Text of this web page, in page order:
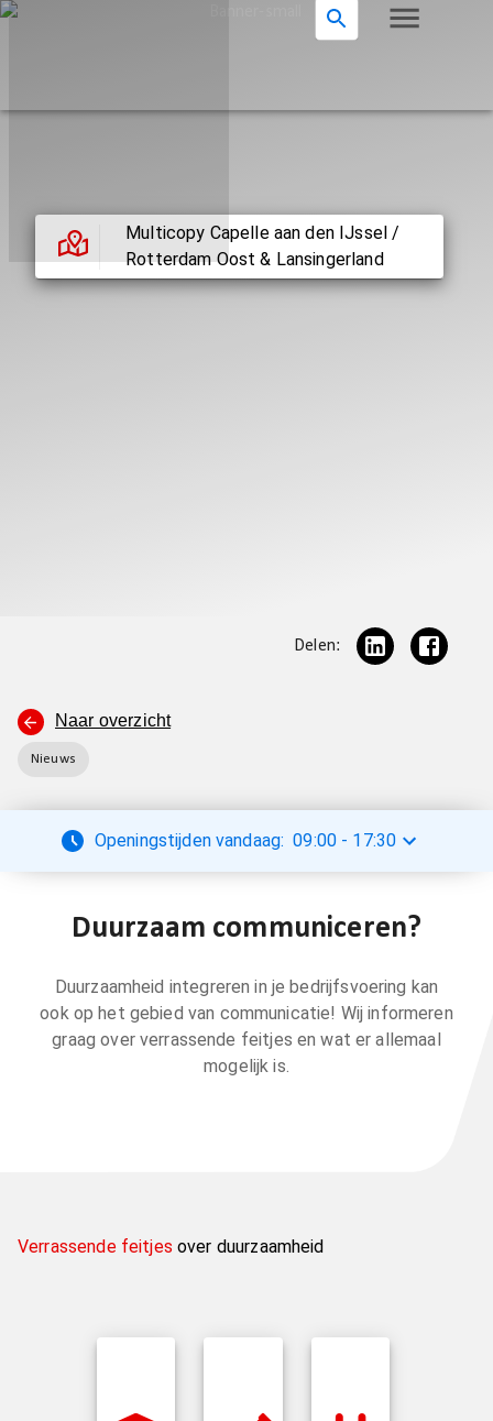
Multicopy Capelle aan den IJssel /
Rotterdam Oost & Lansingerland
Delen:
Naar overzicht
Nieuws
Openingstijden vandaag: 09:00 - 17:30
Duurzaam communiceren?
Duurzaamheid integreren in je bedrijfsvoering kan
ook op het gebied van communicatie! Wij informeren
graag over verrassende feitjes en wat er allemaal
mogelijk is.
Verrassende feitjesover duurzaamheid